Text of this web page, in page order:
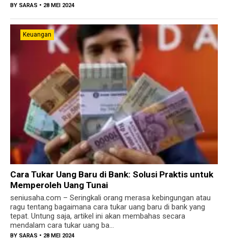
BY SARAS • 28 MEI 2024
Keuangan
Cara Tukar Uang Baru di Bank: Solusi Praktis untuk
Memperoleh Uang Tunai
seniusaha.com – Seringkali orang merasa kebingungan atau
ragu tentang bagaimana cara tukar uang baru di bank yang
tepat. Untung saja, artikel ini akan membahas secara
mendalam cara tukar uang ba...
BY SARAS • 28 MEI 2024